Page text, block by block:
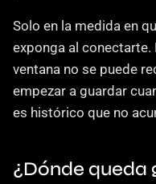
Solo en la medida en
exponga al conectarte.
ventana no se puede
empezar a guardar
es histórico que no
¿Dónde queda